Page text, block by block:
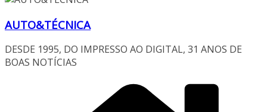
AUTO&TÉCNICA
DESDE 1995, DO IMPRESSO AO DIGITAL, 31 ANOS DE
BOAS NOTÍCIAS